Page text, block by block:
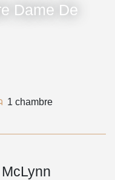
Dame De
1 chambre